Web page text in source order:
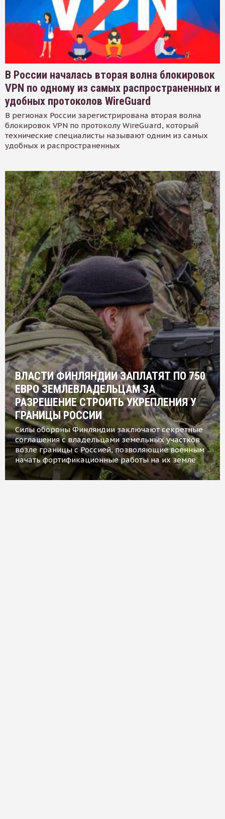
В России началась вторая волна блокировок
VPN по одному из самых распространенных и
удобных протоколов WireGuard
В регионах России зарегистрирована вторая волна
блокировок VPN по протоколу WireGuard, который
технические специалисты называют одним из самых
удобных и распространенных
ВЛАСТИ ФИНЛЯНДИИ ЗАПЛАТЯТ ПО 750
ЕВРО ЗЕМЛЕВЛАДЕЛЬЦАМ ЗА
РАЗРЕШЕНИЕ СТРОИТЬ УКРЕПЛЕНИЯ У
ГРАНИЦЫ РОССИИ
Силы обороны Финляндии заключают секретные
соглашения с владельцами земельных участков
возле границы с Россией, позволяющие военным
начать фортификационные работы на их земле